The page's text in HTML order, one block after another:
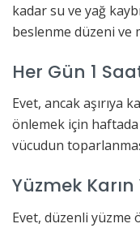
kadar su ve yağ
beslenme düzeni ve
Her Gün 1
Evet, ancak aşırıya
önlemek için
vücudun
Yüzmek
Evet, düzenli yüzme